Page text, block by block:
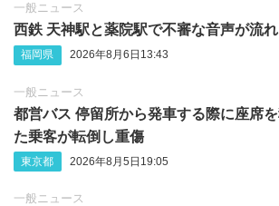
一般ニュース
西鉄 天神駅と薬院駅で不審な音声が流
福岡県 2026年8月6日13:43
一般ニュース
都営バス 停留所から発車する際に座席
た乗客が転倒し重傷
東京都 2026年8月5日19:05
一般ニュース